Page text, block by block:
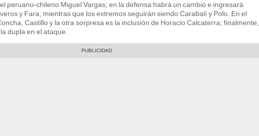
peruano-chileno Miguel Vargas; en la defensa habrá un cambio e ingresará
y Fara; mientras que los extremos seguirán siendo Carabalí y Polo. En el
Castillo y la otra sorpresa es la inclusión de Horacio Calcaterra; finalmente,
dupla en el ataque.